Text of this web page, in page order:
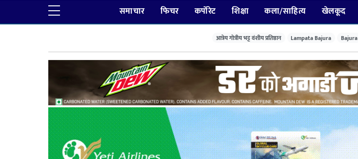
समाचार फिचर कर्पोरेट शिक्षा कला/साहित्य खेलकूद
आत्रेय गोत्रीय भट्ट वंशीय प्रतिष्ठान Lampata Bajura Bajura